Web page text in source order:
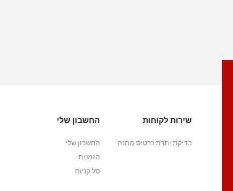
שירות לקוחות
בדיקת יתרת כרטיס מתנה
החשבון שלי
החשבון שלי
הזמנות
סל קניות